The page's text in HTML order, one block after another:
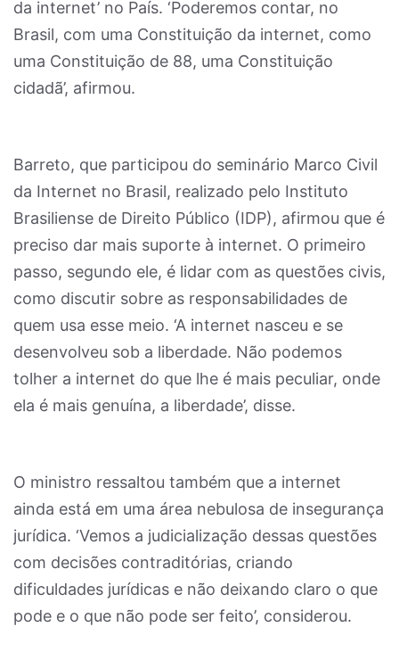
da internet’ no País. ‘Poderemos contar, no
Brasil, com uma Constituição da internet, como
uma Constituição de 88, uma Constituição
cidadã’, afirmou.
Barreto, que participou do seminário Marco Civil
da Internet no Brasil, realizado pelo Instituto
Brasiliense de Direito Público (IDP), afirmou que é
preciso dar mais suporte à internet. O primeiro
passo, segundo ele, é lidar com as questões civis,
como discutir sobre as responsabilidades de
quem usa esse meio. ‘A internet nasceu e se
desenvolveu sob a liberdade. Não podemos
tolher a internet do que lhe é mais peculiar, onde
ela é mais genuína, a liberdade’, disse.
O ministro ressaltou também que a internet
ainda está em uma área nebulosa de insegurança
jurídica. ‘Vemos a judicialização dessas questões
com decisões contraditórias, criando
dificuldades jurídicas e não deixando claro o que
pode e o que não pode ser feito’, considerou.